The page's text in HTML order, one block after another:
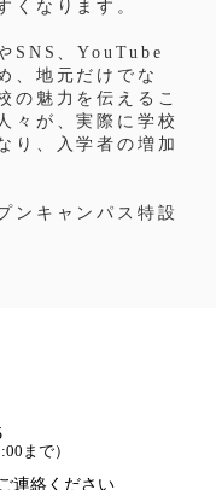
くなります。
SNS、YouTube
、地元だけでな
の魅力を伝えるこ
々が、実際に学校
り、入学者の増加
ンキャンパス特設
まで）
連絡ください